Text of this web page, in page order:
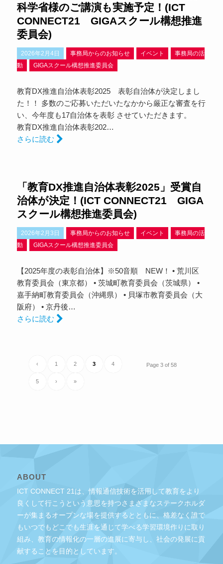
科学省様のご講演も実施予定！(ICT
CONNECT21 GIGAスクール構想推進
委員会)
2026年2月4日 事務局からのお知らせ イベント
事務局の活
動
GIGAスクール構想推進委員会
教育DX推進自治体表彰2025 表彰自治体が決定しまし
た！！ 多数のご応募いただいたなかから厳正な審査を行
い、今年度も17自治体を表彰 させていただきます。
教育DX推進自治体表彰202…
さらに読む
「教育DX推進自治体表彰2025」受賞自
治体が決定！(ICT CONNECT21 GIGA
スクール構想推進委員会)
2026年2月3日 事務局からのお知らせ イベント
事務局の活
動
GIGAスクール構想推進委員会
【2025年度の表彰自治体】※50音順 NEW！ • 荒川区
教育委員会（東京都） • 茨城町教育委員会（茨城県） •
嘉手納町教育委員会（沖縄県） • 貝塚市教育委員会（大
阪府） • 京丹後…
さらに読む
Page 3 of 58
‹ 1 2 3 4
5 › »
ABOUT
ICT CONNECT 21は、情報通信技術を活用して教育をより
良くして行こうという意思を持つさまざまなステークホルダ
ーが集まるオープンな場を提供するとともに、格差なく誰で
もいつでもどこでも生涯を通じて学べる学習環境作りに取り
組み、教育の情報化の一層の進展に寄与し、社会の発展に貢
献することを目的としています。